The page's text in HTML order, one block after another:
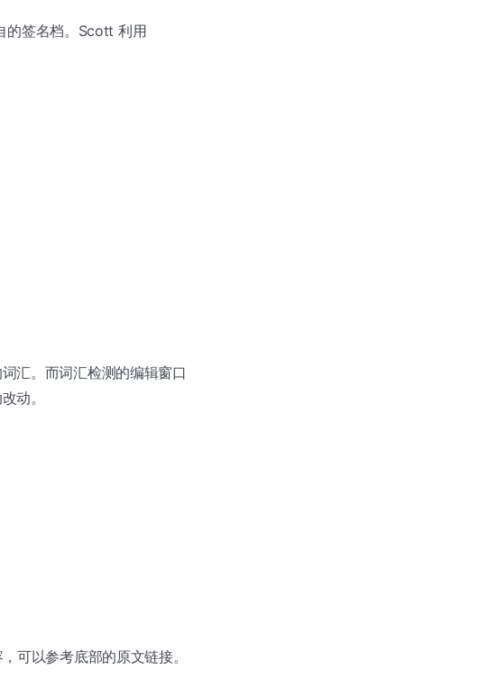
的签名档。Scott 利用
汇。而词汇检测的编辑窗口
动。
可以参考底部的原文链接。